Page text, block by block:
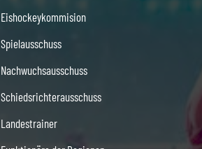
Eishockeykommision
Spielausschuss
Nachwuchsausschuss
Schiedsrichterausschuss
Landestrainer